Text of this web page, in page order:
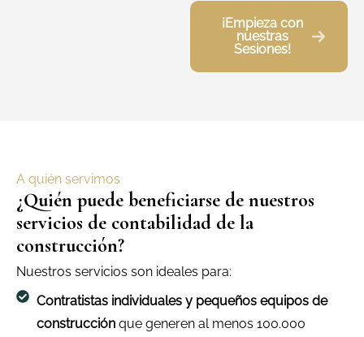
¡Empieza con
nuestras
Sesiones!
A quién servimos
¿Quién puede beneficiarse de nuestros
servicios de contabilidad de la
construcción?
Nuestros servicios son ideales para:
Contratistas individuales y pequeños equipos de
construcción que generen al menos 100.000